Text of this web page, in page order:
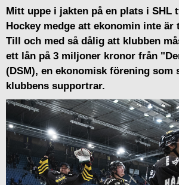
Mitt uppe i jakten på en plats i SHL
Hockey medge att ekonomin inte
Till och med så dålig att klubben
ett lån på 3 miljoner kronor från
(DSM), en ekonomisk förening som
klubbens supportrar.